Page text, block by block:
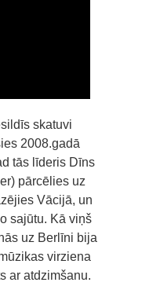
skatuvi
2008.gadā
tās līderis Dīns
pārcēlies uz
Vācijā, un
sajūtu. Kā viņš
uz Berlīni bija
virziena
ar atdzimšanu.